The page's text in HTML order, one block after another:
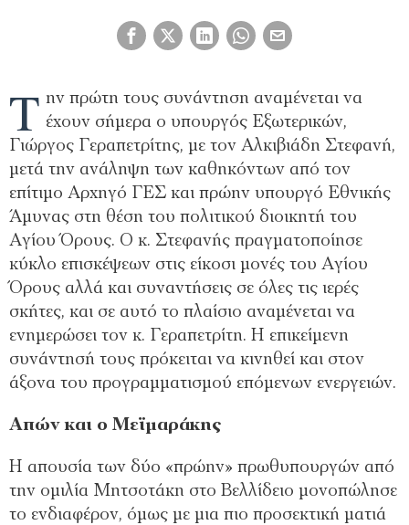
Τ ην πρώτη τους συνάντηση αναμένεται να
έχουν σήμερα ο υπουργός Εξωτερικών,
Γιώργος Γεραπετρίτης, με τον Αλκιβιάδη Στεφανή,
μετά την ανάληψη των καθηκόντων από τον
επίτιμο Αρχηγό ΓΕΣ και πρώην υπουργό Εθνικής
Άμυνας στη θέση του πολιτικού διοικητή του
Αγίου Όρους. Ο κ. Στεφανής πραγματοποίησε
κύκλο επισκέψεων στις είκοσι μονές του Αγίου
Όρους αλλά και συναντήσεις σε όλες τις ιερές
σκήτες, και σε αυτό το πλαίσιο αναμένεται να
ενημερώσει τον κ. Γεραπετρίτη. Η επικείμενη
συνάντησή τους πρόκειται να κινηθεί και στον
άξονα του προγραμματισμού επόμενων ενεργειών.
Απών και ο Μεϊμαράκης
Η απουσία των δύο «πρώην» πρωθυπουργών από
την ομιλία Μητσοτάκη στο Βελλίδειο μονοπώλησε
το ενδιαφέρον, όμως με μια πιο προσεκτική ματιά